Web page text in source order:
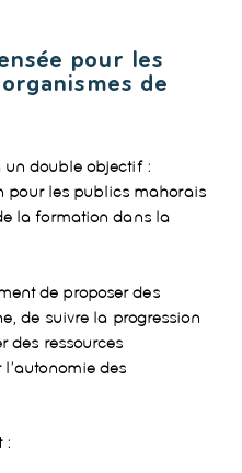
pour les
de
un double objectif :
pour les publics mahorais
la formation dans la
de proposer des
de suivre la progression
des ressources
des
: